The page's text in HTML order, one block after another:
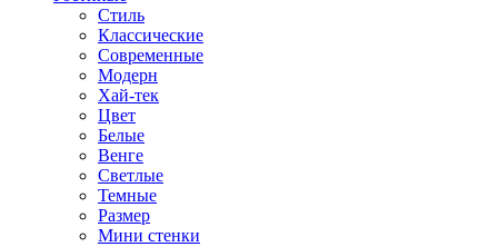
Стиль
Классические
Современные
Модерн
Хай-тек
Цвет
Белые
Венге
Светлые
Темные
Размер
Мини стенки